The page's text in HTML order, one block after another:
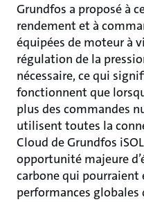
Grundfos a proposé à
rendement et à
équipées de moteur à
régulation de la
nécessaire, ce qui
fonctionnent que
plus des commandes
utilisent toutes la
Cloud de Grundfos
opportunité majeure
carbone qui
performances globales